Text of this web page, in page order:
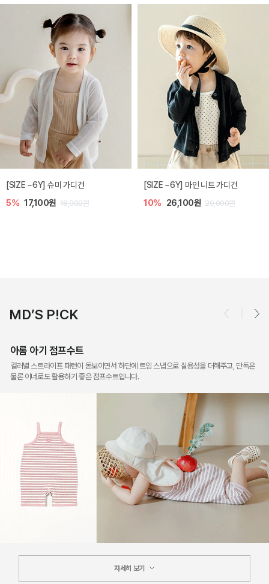
밀라 아기 점프수트
10% 30,600원 34,000원
밀라 아기 셋업
20% 35,200원 44,000원
MD’S P!CK
아롬 아기 점프수트
컬러별 스트라이프 패턴이 돋보이면서 하단에 트임 스냅으로 실용성을 더해주고, 단독은
물론 이너로도 활용하기 좋은 점프수트입니다.
자세히 보기